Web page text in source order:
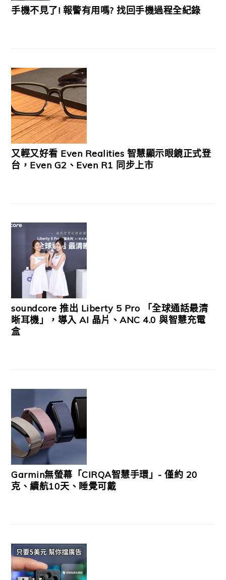
手機不見了! 報警有用嗎? 找回手機過程全紀錄
又輕又好看 Even Realities 智慧顯示眼鏡正式登
台，Even G2、Even R1 同步上市
soundcore 推出 Liberty 5 Pro 「全球通話最清
晰耳機」，導入 AI 晶片、ANC 4.0 與智慧充電
盒
Garmin無螢幕「CIRQA智慧手環」- 僅約 20
克、續航10天、睡覺可戴